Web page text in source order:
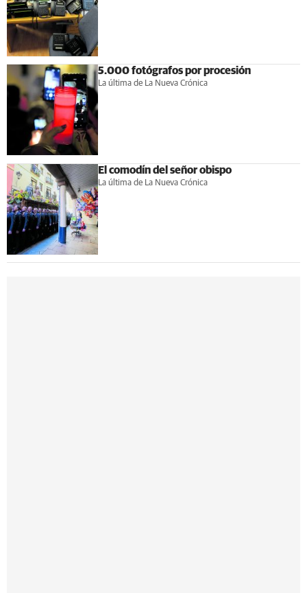
5.000 fotógrafos por procesión
La última de La Nueva Crónica
El comodín del señor obispo
La última de La Nueva Crónica